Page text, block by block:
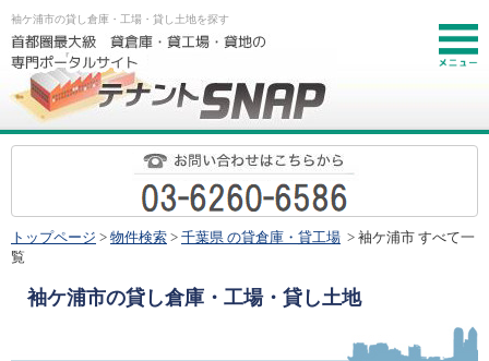
袖ケ浦市の貸し倉庫・工場・貸し土地を探す
トップページ > 物件検索 > 千葉県 の貸倉庫・貸工場 > 袖ケ浦市 すべて一
覧
袖ケ浦市の貸し倉庫・工場・貸し土地